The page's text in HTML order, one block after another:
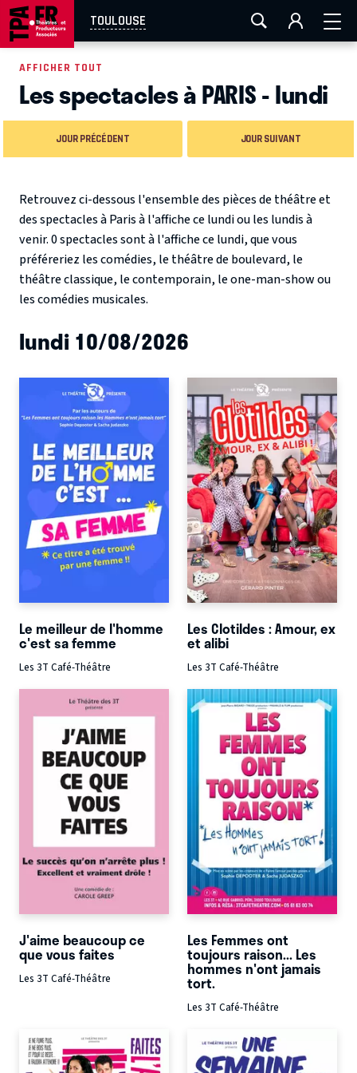
TOULOUSE
AIX-MARSEILLE AURAY LA ROCHELLE
EN TOURNÉE
AFFICHER TOUT
Les spectacles à PARIS - lundi
JOUR PRÉCÉDENT JOUR SUIVANT
Retrouvez ci-dessous l'ensemble des pièces de théâtre et
des spectacles à Paris à l'affiche ce lundi ou les lundis à
venir. 0 spectacles sont à l'affiche ce lundi, que vous
préféreriez les comédies, le théâtre de boulevard, le
théâtre classique, le contemporain, le one-man-show ou
les comédies musicales.
lundi 10/08/2026
Le meilleur de l'homme
c'est sa femme
Les 3T Café-Théâtre
Les Clotildes : Amour, ex
et alibi
Les 3T Café-Théâtre
J'aime beaucoup ce
que vous faites
Les 3T Café-Théâtre
Les Femmes ont
toujours raison... Les
hommes n'ont jamais
tort.
Les 3T Café-Théâtre